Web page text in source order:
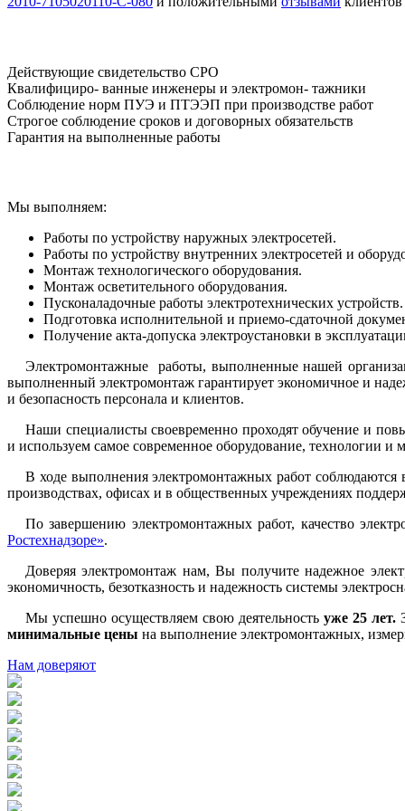
Действующие свидетельство CPO
Квалифициро- ванные инженеры и электромон- тажники
Соблюдение норм ПУЭ и ПТЭЭП при производстве работ
Строгое соблюдение сроков и договорных обязательств
Гарантия на выполненные работы
Мы выполняем:
Работы по устройству наружных электросетей.
Работы по устройству внутренних электросетей и
Монтаж технологического оборудования.
Монтаж осветительного оборудования.
Пусконаладочные работы электротехнических устройств.
Подготовка исполнительной и приемо-сдаточной
Получение акта-допуска электроустановки в
Электромонтажные работы, выполненные нашей
выполненный электромонтаж гарантирует экономичное и
и безопасность персонала и клиентов.
Наши специалисты своевременно проходят обучение и
и используем самое современное оборудование, технологии и
В ходе выполнения электромонтажных работ соблюдаются
производствах, офисах и в общественных учреждениях
По завершению электромонтажных работ, качество
Ростехнадзоре».
Доверяя электромонтаж нам, Вы получите надежное
экономичность, безотказность и надежность системы
Мы успешно осуществляем свою деятельность уже 25 лет.
минимальные цены на выполнение электромонтажных,
Нам доверяют